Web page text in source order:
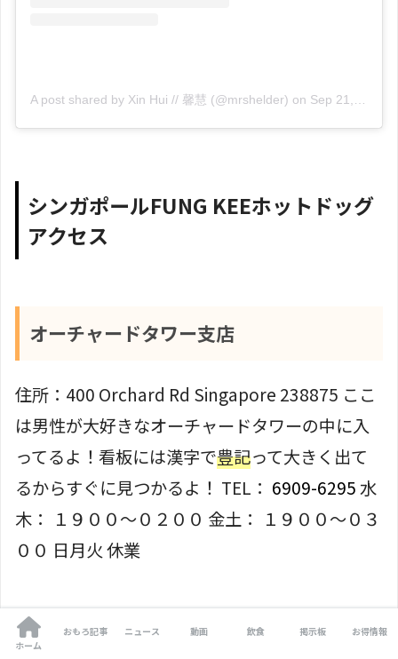
A post shared by Xin Hui // 馨慧 (@mrshelder) on Sep 21, 2018 at 10:08pm PDT
シンガポールFUNG KEEホットドッグ
アクセス
オーチャードタワー支店
住所：400 Orchard Rd Singapore 238875 ここ
は男性が大好きなオーチャードタワーの中に入
ってるよ！看板には漢字で豊記って大きく出て
るからすぐに見つかるよ！ TEL： 6909-6295水
木： １９００〜０２００ 金土： １９００〜０３
００ 日月火 休業
タンジョンパガー支店
ホーム
おもろ記事 ニュース 動画 飲食 掲示板 お得情報